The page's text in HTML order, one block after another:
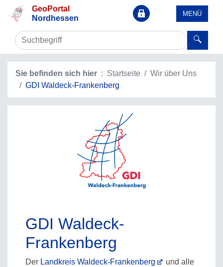
GeoPortal
Nordhessen
MENÜ
Sie befinden sich hier Startseite
Wir über Uns
GDI Waldeck-Frankenberg
GDI Waldeck-
Frankenberg
Der Landkreis Waldeck-Frankenberg
und alle